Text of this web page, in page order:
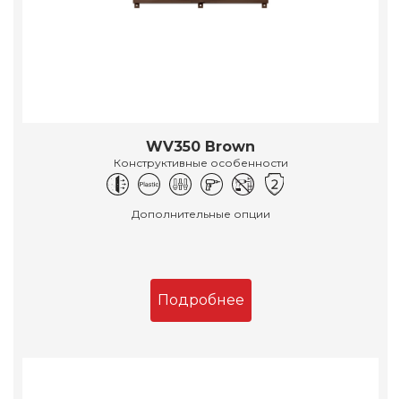
WV350 Brown
Конструктивные особенности
Дополнительные опции
Подробнее